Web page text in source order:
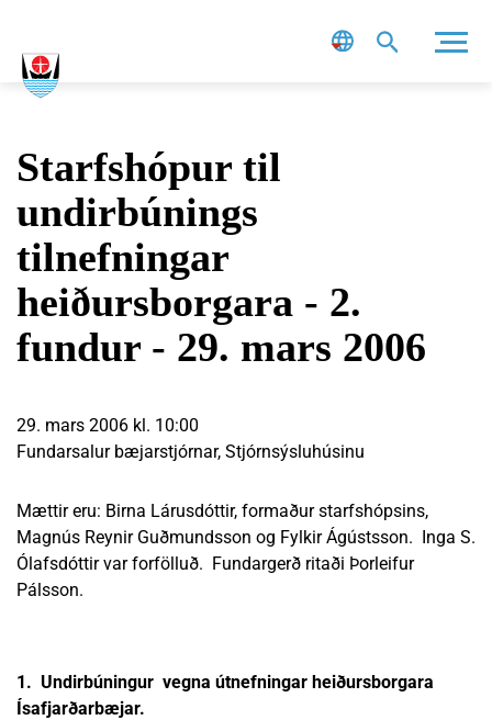
Starfshópur til
undirbúnings
tilnefningar
heiðursborgara - 2.
fundur - 29. mars 2006
29. mars 2006 kl. 10:00
Fundarsalur bæjarstjórnar, Stjórnsýsluhúsinu
Mættir eru: Birna Lárusdóttir, formaður starfshópsins,
Magnús Reynir Guðmundsson og Fylkir Ágústsson. Inga S.
Ólafsdóttir var forfölluð. Fundargerð ritaði Þorleifur
Pálsson.
1. Undirbúningur vegna útnefningar heiðursborgara
Ísafjarðarbæjar.